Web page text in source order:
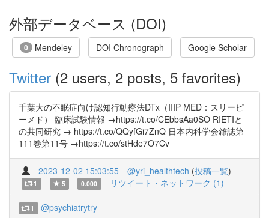
外部データベース (DOI)
0 Mendeley DOI Chronograph Google Scholar
Twitter (2 users, 2 posts, 5 favorites)
千葉大の不眠症向け認知行動療法DTx（IIIP MED：スリーピ
ーメド） 臨床試験情報 →https://t.co/CEbbsAa0SO RIETIと
の共同研究 → https://t.co/QQyfGi7ZnQ 日本内科学会雑誌第
111巻第11号 →https://t.co/stHde7O7Cv
2023-12-02 15:03:55 @yri_healthtech (投稿一覧)
1 5 0.000 リツイート・ネットワーク (1)
1 @psychiatrytry